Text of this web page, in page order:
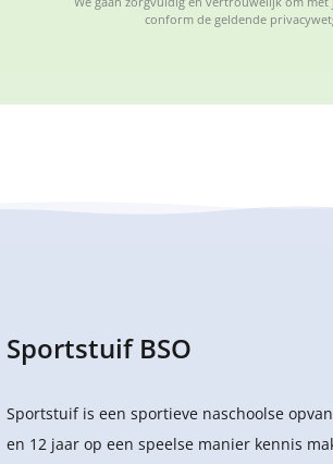
conform de geldende
Sportstuif BSO
Sportstuif is een sportieve naschoolse
en 12 jaar op een speelse manier kennis